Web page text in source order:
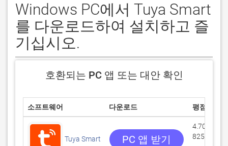
Windows PC에서 Tuya Smart
를 다운로드하여 설치하고 즐
기십시오.
호환되는 PC 앱 또는 대안 확인
소프트웨어 다운로드 평점
Tuya Smart PC 앱 받기
4.70181/5
825 리뷰